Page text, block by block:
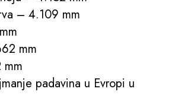
– 4.109 mm
mm
mm
padavina u Evropi u